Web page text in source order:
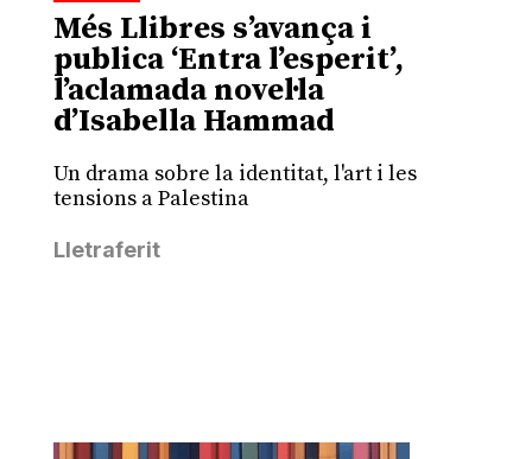
Més Llibres s’avança i
publica ‘Entra l’esperit’,
l’aclamada novel·la
d’Isabella Hammad
Un drama sobre la identitat, l'art i les
tensions a Palestina
Lletraferit